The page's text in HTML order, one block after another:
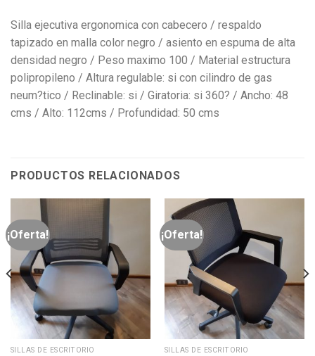
Silla ejecutiva ergonomica con cabecero / respaldo
tapizado en malla color negro / asiento en espuma de alta
densidad negro / Peso maximo 100 / Material estructura
polipropileno / Altura regulable: si con cilindro de gas
neum?tico / Reclinable: si / Giratoria: si 360? / Ancho: 48
cms / Alto: 112cms / Profundidad: 50 cms
PRODUCTOS RELACIONADOS
¡Oferta!
SILLAS DE ESCRITORIO
¡Oferta!
SILLAS DE ESCRITORIO